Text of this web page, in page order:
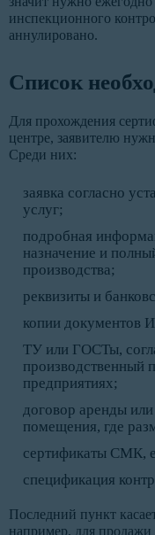
инспекционного
аннулировано.
Список
Для прохождения
центре, заявителю
Среди них:
заявка согласно
услуг;
подробная
назначение и
производства;
реквизиты и
копии
ТУ или ГОСТы,
производственный
предприятиях;
договор аренды
помещения, где
сертификаты СМК,
спецификация
Последний пункт
например, для продажи